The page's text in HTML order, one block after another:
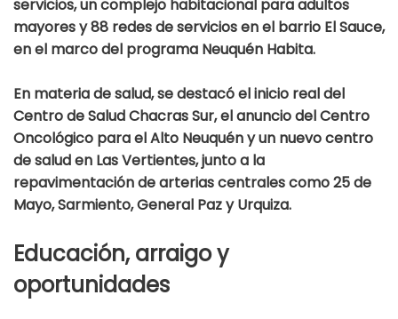
servicios, un complejo habitacional para adultos
mayores y 88 redes de servicios en el barrio El Sauce,
en el marco del programa Neuquén Habita.
En materia de salud, se destacó el inicio real del
Centro de Salud Chacras Sur, el anuncio del Centro
Oncológico para el Alto Neuquén y un nuevo centro
de salud en Las Vertientes, junto a la
repavimentación de arterias centrales como 25 de
Mayo, Sarmiento, General Paz y Urquiza.
Educación, arraigo y
oportunidades